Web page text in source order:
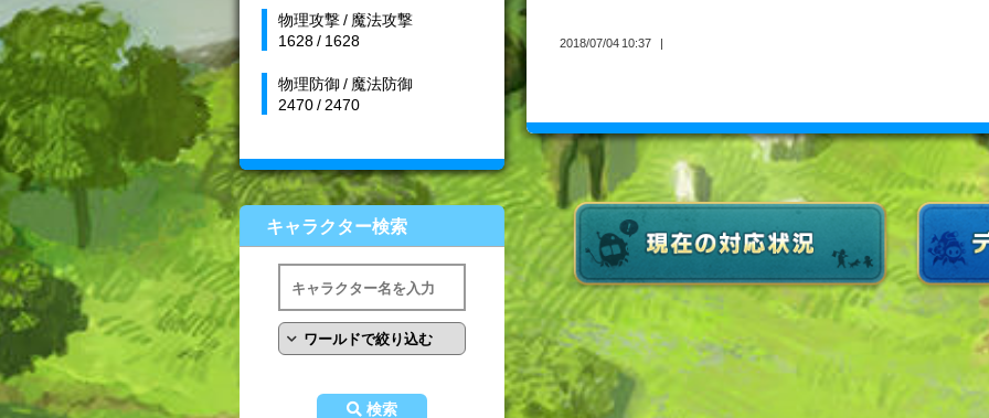
物理攻撃 / 魔法攻撃
1628 / 1628
物理防御 / 魔法防御
2470 / 2470
キャラクター検索
検索
2018/07/04 10:37